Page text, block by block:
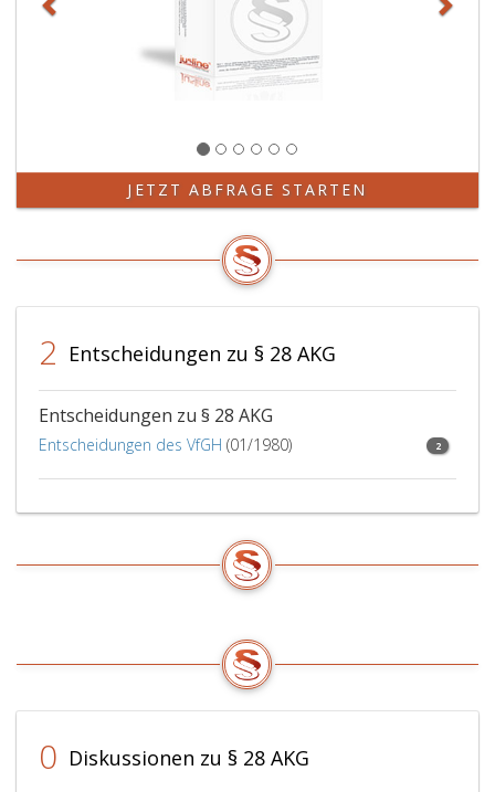
JETZT ABFRAGE STARTEN
2 Entscheidungen zu § 28 AKG
Entscheidungen zu § 28 AKG
Entscheidungen des VfGH (01/1980) 2
0 Diskussionen zu § 28 AKG